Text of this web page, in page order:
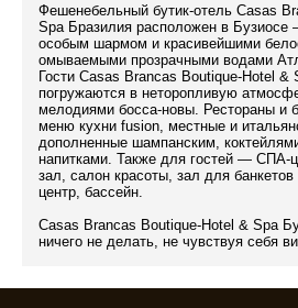
Фешенебельный бутик-отель Casas
Spa Бразилия расположен в Бузиосе
особым шармом и красивейшими
омываемыми прозрачными водами
Гости Casas Brancas Boutique-Hotel &
погружаются в неторопливую
мелодиями босса-новы. Рестораны и
меню кухни fusion, местные и
дополненные шампанским,
напитками. Также для гостей — СПА-
зал, салон красоты, зал для
центр, бассейн.
Casas Brancas Boutique-Hotel & Spa
ничего не делать, не чувствуя себя